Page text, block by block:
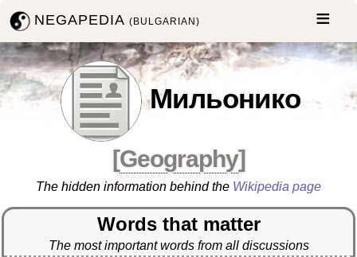
NEGAPEDIA(BULGARIAN)
Мильонико
[Geography]
The hidden information behind the Wikipedia page
Words that matter
The most important words from all discussions